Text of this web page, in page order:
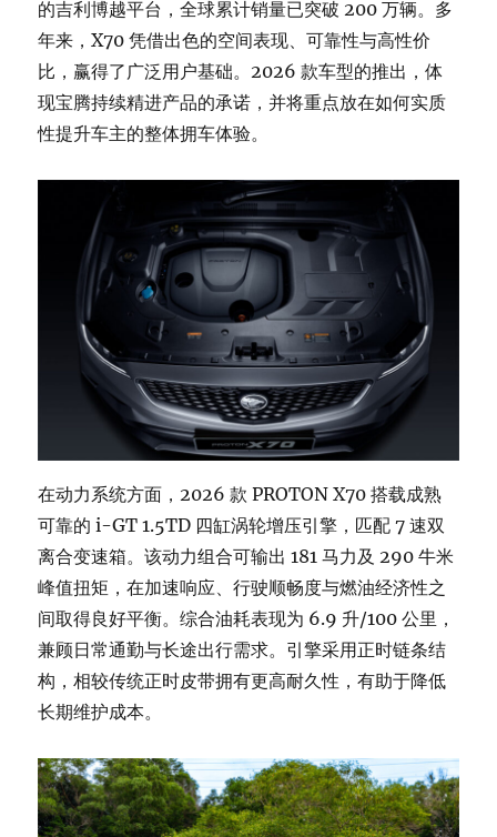
的吉利博越平台，全球累计销量已突破 200 万辆。多
年来，X70 凭借出色的空间表现、可靠性与高性价
比，赢得了广泛用户基础。2026 款车型的推出，体
现宝腾持续精进产品的承诺，并将重点放在如何实质
性提升车主的整体拥车体验。
在动力系统方面，2026 款 PROTON X70 搭载成熟
可靠的 i-GT 1.5TD 四缸涡轮增压引擎，匹配 7 速双
离合变速箱。该动力组合可输出 181 马力及 290 牛米
峰值扭矩，在加速响应、行驶顺畅度与燃油经济性之
间取得良好平衡。综合油耗表现为 6.9 升/100 公里，
兼顾日常通勤与长途出行需求。引擎采用正时链条结
构，相较传统正时皮带拥有更高耐久性，有助于降低
长期维护成本。